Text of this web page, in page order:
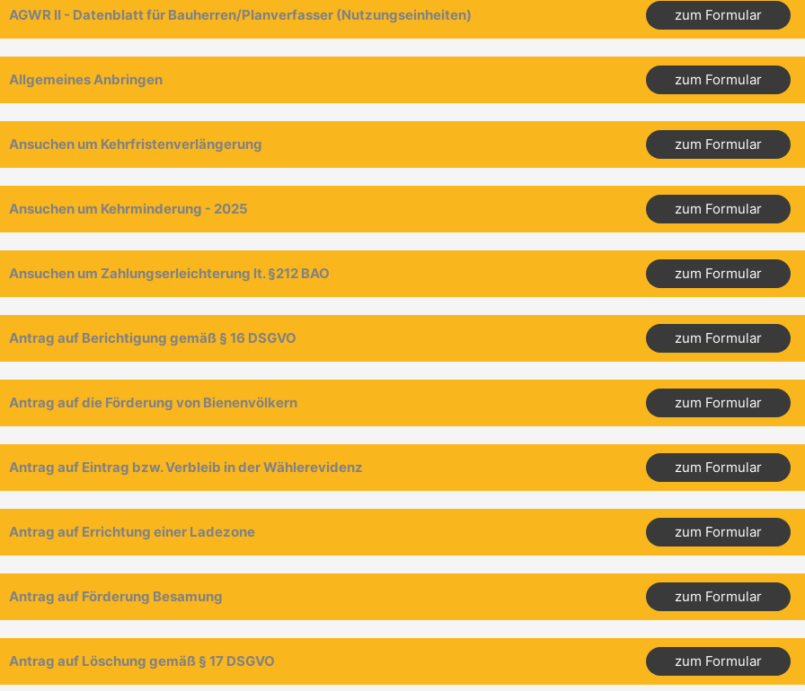
AGWR II - Datenblatt für Bauherren/Planverfasser (Nutzungseinheiten) zum Formular
Allgemeines Anbringen zum Formular
Ansuchen um Kehrfristenverlängerung zum Formular
Ansuchen um Kehrminderung - 2025 zum Formular
Ansuchen um Zahlungserleichterung lt. §212 BAO zum Formular
Antrag auf Berichtigung gemäß § 16 DSGVO zum Formular
Antrag auf die Förderung von Bienenvölkern zum Formular
Antrag auf Eintrag bzw. Verbleib in der Wählerevidenz zum Formular
Antrag auf Errichtung einer Ladezone zum Formular
Antrag auf Förderung Besamung zum Formular
Antrag auf Löschung gemäß § 17 DSGVO zum Formular